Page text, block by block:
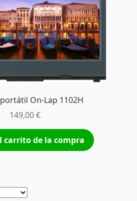
On-Lap 1102H
149,00€
carrito de la compra